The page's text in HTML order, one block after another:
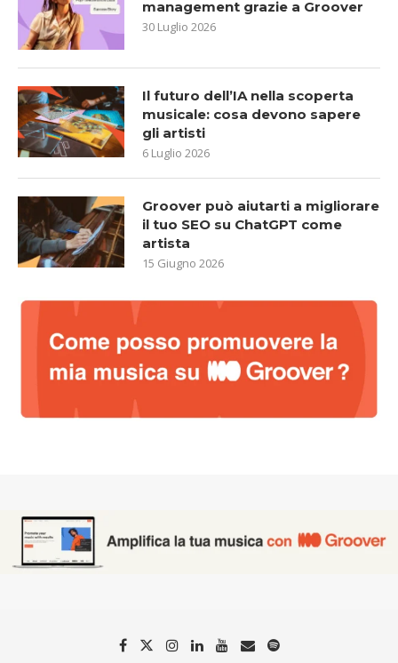
management grazie a Groover
30 Luglio 2026
Il futuro dell’IA nella scoperta
musicale: cosa devono sapere
gli artisti
6 Luglio 2026
Groover può aiutarti a migliorare
il tuo SEO su ChatGPT come
artista
15 Giugno 2026